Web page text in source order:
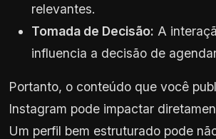
relevantes.
Tomada de Decisão: A
influencia a decisão de
Portanto, o conteúdo que você
Instagram pode impactar
Um perfil bem estruturado pode